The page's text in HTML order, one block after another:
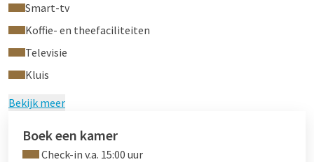
Smart-tv
Koffie- en theefaciliteiten
Televisie
Kluis
Bekijk meer
Boek een kamer
Check-in v.a. 15:00 uur